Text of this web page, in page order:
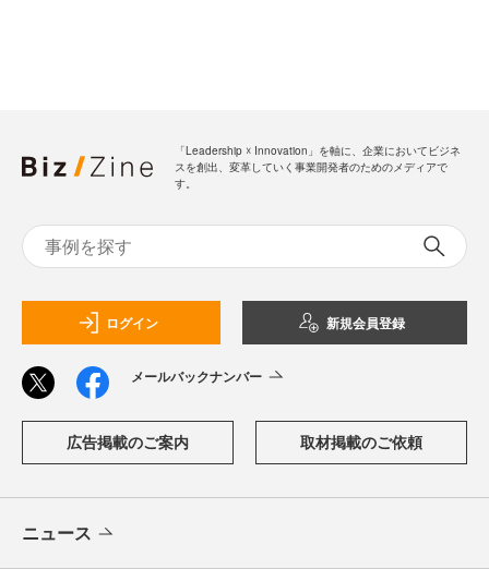
「Leadership ☓ Innovation」を軸に、企業においてビジネ
スを創出、変革していく事業開発者のためのメディアで
す。
ログイン 新規会員登録
メールバックナンバー
広告掲載のご案内 取材掲載のご依頼
ニュース